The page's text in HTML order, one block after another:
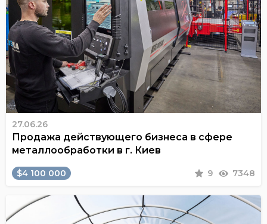
27.06.26
Продажа действующего бизнеса в сфере
металлообработки в г. Киев
$4 100 000 9 7348